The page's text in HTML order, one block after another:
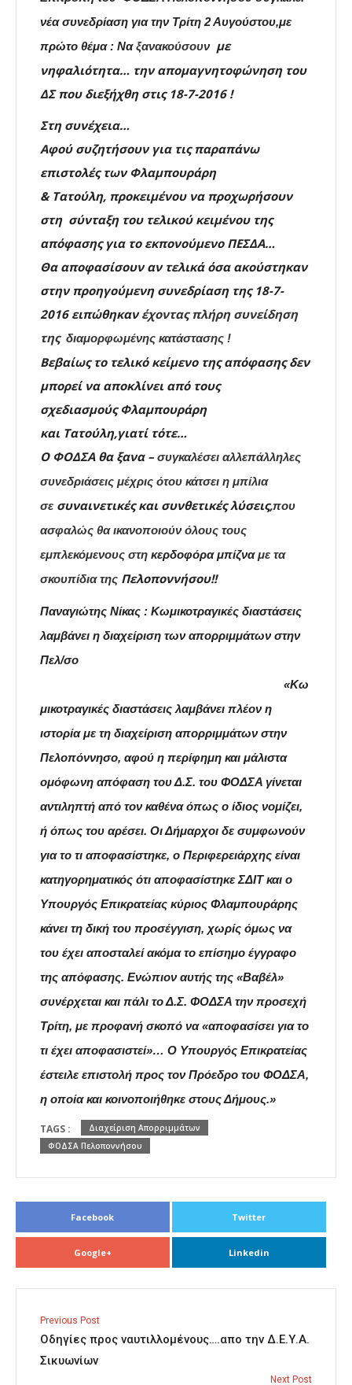
νέα συνεδρίαση για την Τρίτη 2 Αυγούστου,με
πρώτο θέμα : Ναξανακούσουν με
νηφαλιότητα… την απομαγνητοφώνηση του
ΔΣ που διεξήχθη στις 18-7-2016 !
Στη συνέχεια…
Αφού συζητήσουν για τις παραπάνω
επιστολές των Φλαμπουράρη
& Τατούλη, προκειμένου να προχωρήσουν
στη σύνταξη του τελικού κειμένου της
απόφασης για το εκπονούμενο ΠΕΣΔΑ…
Θα αποφασίσουναν τελικά όσα ακούστηκαν
στην προηγούμενη συνεδρίαση της 18-7-
2016 ειπώθηκανέχοντας πλήρη συνείδηση
της διαμορφωμένης κατάστασης !
Βεβαίως το τελικό κείμενο της απόφασηςδεν
μπορεί να αποκλίνει από τους
σχεδιασμούς Φλαμπουράρη
και Τατούλη,γιατί τότε…
Ο ΦΟΔΣΑ θα ξανα – συγκαλέσει αλλεπάλληλες
συνεδριάσεις μέχρις ότου κάτσει η μπίλια
σε συναινετικές και συνθετικές λύσεις,που
ασφαλώς θα ικανοποιούν όλους τους
εμπλεκόμενους στη κερδοφόρα μπίζναμε τα
σκουπίδια της Πελοποννήσου!!
Παναγιώτης Νίκας : Κωμικοτραγικές διαστάσεις
λαμβάνει η διαχείριση των απορριμμάτων στην
Πελ/σο
«Κω
μικοτραγικές διαστάσεις λαμβάνει πλέον η
ιστορία με τη διαχείριση απορριμμάτων στην
Πελοπόννησο, αφού η περίφημη και μάλιστα
ομόφωνη απόφαση του Δ.Σ. του ΦΟΔΣΑ γίνεται
αντιληπτή από τον καθένα όπως ο ίδιος νομίζει,
ή όπως του αρέσει. Οι Δήμαρχοι δε συμφωνούν
για το τι αποφασίστηκε, ο Περιφερειάρχης είναι
κατηγορηματικός ότι αποφασίστηκε ΣΔΙΤ και ο
Υπουργός Επικρατείας κύριος Φλαμπουράρης
κάνει τη δική του προσέγγιση, χωρίς όμως να
του έχει αποσταλεί ακόμα το επίσημο έγγραφο
της απόφασης. Ενώπιον αυτής της «Βαβέλ»
συνέρχεται και πάλι το Δ.Σ. ΦΟΔΣΑ την προσεχή
Τρίτη, με προφανή σκοπό να «αποφασίσει για το
τι έχει αποφασιστεί»… Ο Υπουργός Επικρατείας
έστειλε επιστολή προς τον Πρόεδρο του ΦΟΔΣΑ,
η οποία και κοινοποιήθηκε στους Δήμους.»
TAGS :
Διαχείριση Απορριμμάτων
ΦΟΔΣΑ Πελοποννήσου
Facebook Twitter
Google+ Linkedin
Previous Post
Οδηγίες προς ναυτιλλομένους….απο την Δ.Ε.Υ.Α.
Σικυωνίων
Next Post